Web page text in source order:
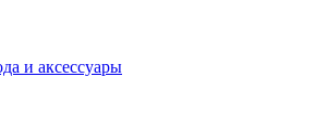
и аксессуары